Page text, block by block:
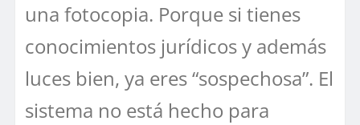
una fotocopia. Porque si tienes
conocimientos jurídicos y además
luces bien, ya eres “sospechosa”. El
sistema no está hecho para